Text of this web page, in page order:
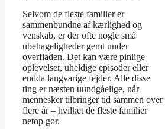
Selvom de fleste familier er
sammenbundne af kærlighed og
venskab, er der ofte nogle små
ubehageligheder gemt under
overfladen. Det kan være pinlige
oplevelser, uheldige episoder eller
endda langvarige fejder. Alle disse
ting er næsten uundgåelige, når
mennesker tilbringer tid sammen over
flere år – hvilket de fleste familier
netop gør.